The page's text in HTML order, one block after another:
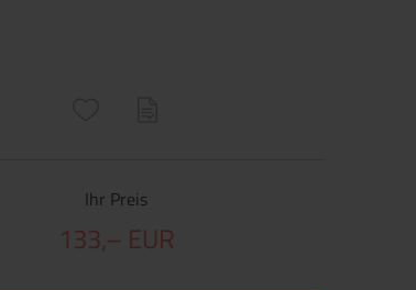
Ihr Preis
133,– EUR